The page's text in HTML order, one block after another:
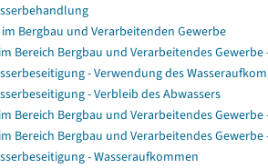
Bergbau und Verarbeitenden Gewerbe
Bereich Bergbau und Verarbeitendes Gewerbe
- Verwendung des
- Verbleib des Abwassers
Bereich Bergbau und Verarbeitendes Gewerbe
Bereich Bergbau und Verarbeitendes
- Wasseraufkommen